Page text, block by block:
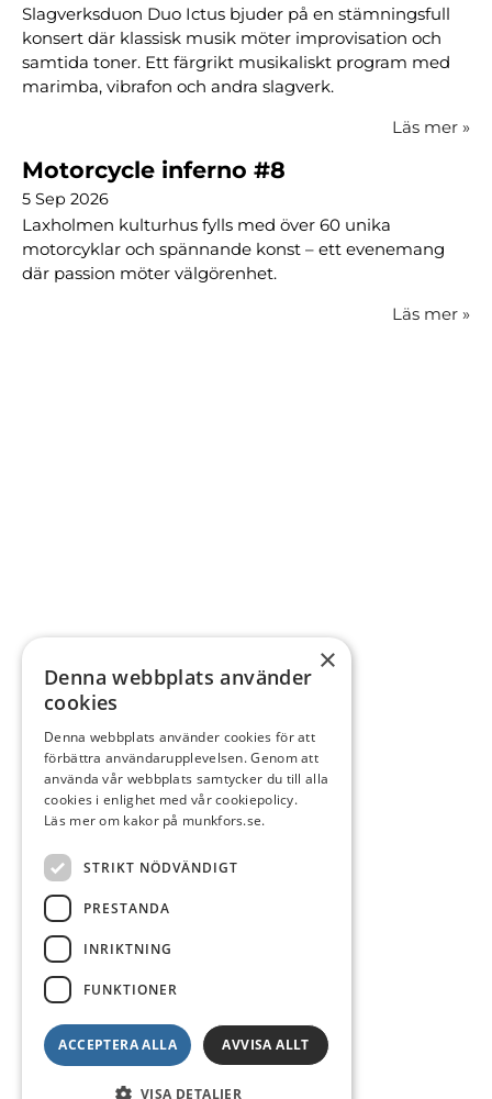
Slagverksduon Duo Ictus bjuder på en stämningsfull
konsert där klassisk musik möter improvisation och
samtida toner. Ett färgrikt musikaliskt program med
marimba, vibrafon och andra slagverk.
Läs mer »
Motorcycle inferno #8
5 Sep 2026
Laxholmen kulturhus fylls med över 60 unika
motorcyklar och spännande konst – ett evenemang
där passion möter välgörenhet.
Läs mer »
×
Denna webbplats använder
cookies
Denna webbplats använder cookies för att
förbättra användarupplevelsen. Genom att
använda vår webbplats samtycker du till alla
cookies i enlighet med vår cookiepolicy.
Läs mer om kakor på munkfors.se.
STRIKT NÖDVÄNDIGT
PRESTANDA
INRIKTNING
FUNKTIONER
ACCEPTERA ALLA AVVISA ALLT
VISA DETALJER